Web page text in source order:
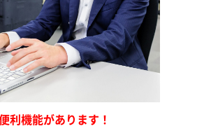
利機能があります！